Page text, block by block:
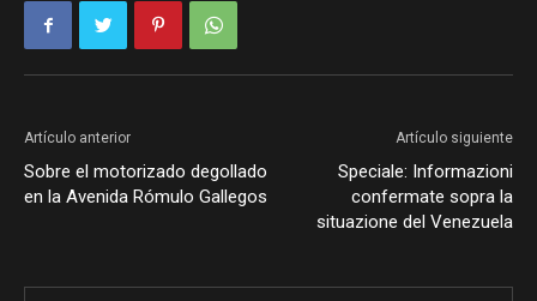
Artículo anterior
Sobre el motorizado degollado
en la Avenida Rómulo Gallegos
Artículo siguiente
Speciale: Informazioni
confermate sopra la
situazione del Venezuela